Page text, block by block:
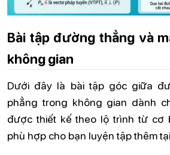
Bài tập đường thẳng và
không gian
Dưới đây là bài tập góc giữa
phẳng trong không gian dành
được thiết kế theo lộ trình từ cơ
phù hợp cho bạn luyện tập thêm